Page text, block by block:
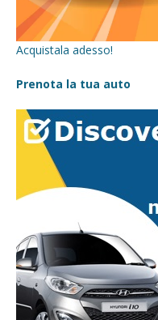
Acquistala adesso!
Prenota la tua auto